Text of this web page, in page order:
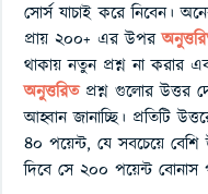
সোর্স যাচাই করে নিবেন।
প্রায় ২০০+ এর উপর
থাকায় নতুন প্রশ্ন না করার
অনুত্তরিত প্রশ্ন গুলোর উত্তর
আহ্বান জানাচ্ছি। প্রতিটি
৪০ পয়েন্ট, যে সবচেয়ে বেশি
দিবে সে ২০০ পয়েন্ট বোনাস